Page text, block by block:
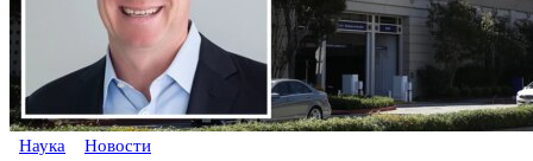
Наука Новости